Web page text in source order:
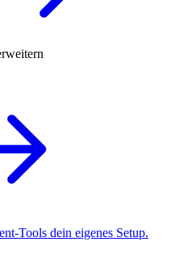
Tools dein eigenes Setup.